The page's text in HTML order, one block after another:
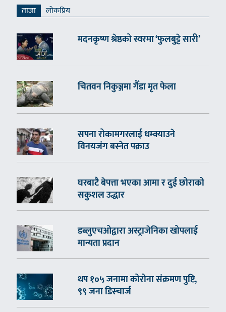
ताजा लाेकप्रिय
मदनकृष्ण श्रेष्ठको स्वरमा ‘फुलबुट्टे सारी’
चितवन निकुञ्जमा गैँडा मृत फेला
सपना रोकामगरलाई धम्क्याउने
विनयजंग बस्नेत पक्राउ
घरबाटै बेपत्ता भएका आमा र दुई छोराको
सकुशल उद्धार
डब्लुएचओद्वारा अस्ट्राजेनिका खोपलाई
मान्यता प्रदान
थप १०५ जनामा कोरोना संक्रमण पुष्टि,
९९ जना डिस्चार्ज